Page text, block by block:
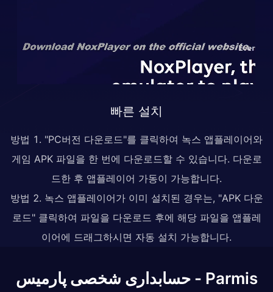
빠른 설치
방법 1. "PC버전 다운로드"를 클릭하여 녹스 앱플레이어와
게임 APK 파일을 한 번에 다운로드할 수 있습니다. 다운로
드한 후 앱플레이어 가동이 가능합니다.
방법 2. 녹스 앱플레이어가 이미 설치된 경우는, "APK 다운
로드" 클릭하여 파일을 다운로드 후에 해당 파일을 앱플레
이어에 드래그하시면 자동 설치 가능합니다.
حسابداری شخصی پارمیس - Parmis